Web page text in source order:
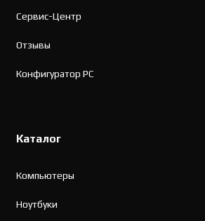
Сервис-Центр
Отзывы
Конфигуратор PC
Каталог
Компьютеры
Ноутбуки